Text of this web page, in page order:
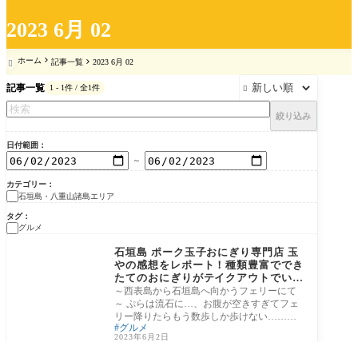
2023 6月 02
 ホーム 記事一覧 2023 6月 02
記事一覧 1 - 1件 / 全1件 
絞り込み
日付範囲
～
カテゴリー
石垣島・八重山諸島エリア
タグ
グルメ
石垣島・八重山諸島エ
石垣島 ポーク玉子おにぎり専門店 玉
やの感想をレポート！種類豊富ででき
たてのおにぎりがテイクアウトでいた
だける！
～西表島から石垣島へ向かうフェリーにて
～ ぷらは流石に…、お腹が空きすぎてフェ
リー降りたらもう数歩しか歩けない………
ゆー
グルメ
2023年6月2日